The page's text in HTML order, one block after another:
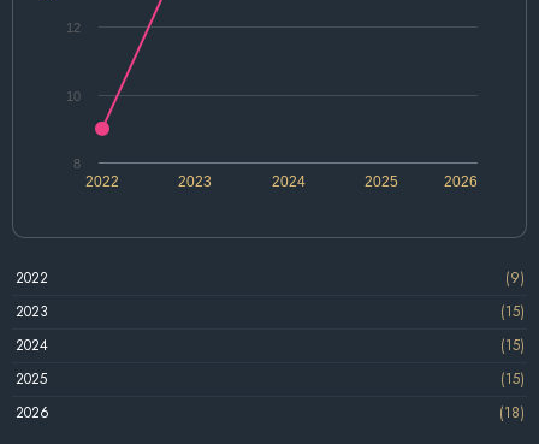
2022 2024 2026
2023 2025
8
10
12
2022
(9)
2023
(15)
2024
(15)
2025
(15)
2026
(18)